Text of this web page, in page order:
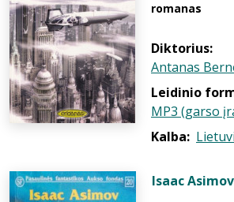
romanas
Diktorius:
Antanas
Leidinio
MP3 (garso
Kalba:
Isaac Asimov